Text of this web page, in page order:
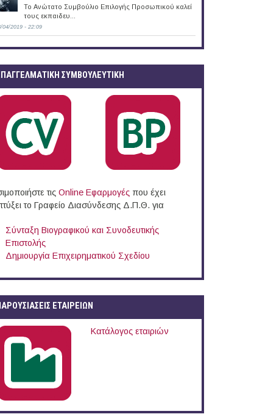
and Alexandroupolis
στην Καβάλα
Το Ανώτατο Συμβούλιο Επιλογής Προσωπικού καλεί
τους εκπαιδευ...
04/2019 - 22:09
ΣΥΜΒΟΥΛΕΥΤΙΚΉ
τις Online Eφαρμογές που έχει
το Γραφείο Διασύνδεσης Δ.Π.Θ. για
Σύνταξη Βιογραφικού και Συνοδευτικής
Επιστολής
Δημιουργία Επιχειρηματικού Σχεδίου
ΕΤΑΙΡΕΙΏΝ
Κατάλογος εταιριών